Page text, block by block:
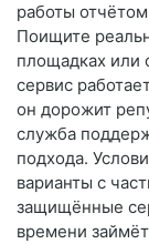
работы
Поищите
площадках или
сервис
он дорожит
служба
подхода.
варианты с
защищённые
времени